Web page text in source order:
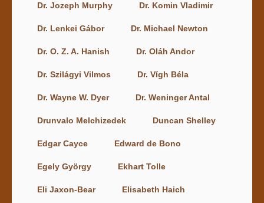
Dr. Jozeph Murphy Dr. Komin Vladimir
Dr. Lenkei Gábor Dr. Michael Newton
Dr. O. Z. A. Hanish Dr. Oláh Andor
Dr. Szilágyi Vilmos Dr. Vígh Béla
Dr. Wayne W. Dyer Dr. Weninger Antal
Drunvalo Melchizedek Duncan Shelley
Edgar Cayce Edward de Bono
Egely György Ekhart Tolle
Eli Jaxon-Bear Elisabeth Haich